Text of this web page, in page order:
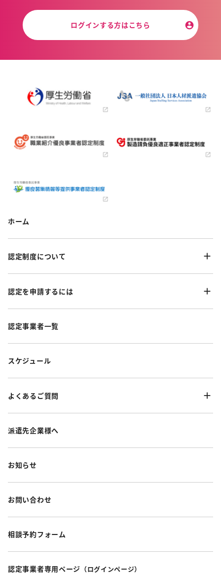
ログインする方はこちら
ホーム
認定制度について
認定を申請するには
認定事業者一覧
スケジュール
よくあるご質問
派遣先企業様へ
お知らせ
お問い合わせ
相談予約フォーム
認定事業者専用ページ （ログインページ）